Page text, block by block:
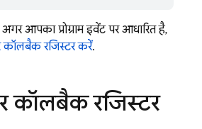
आपका प्रोग्राम इवेंट पर आधारित है,
कॉलबैक रजिस्टर करें.
कॉलबैक रजिस्टर